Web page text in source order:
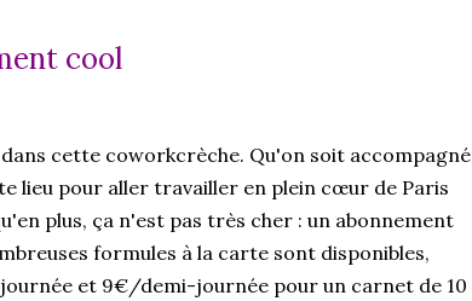
cool
cette coworkcrèche. Qu'on soit accompagné
lieu pour aller travailler en plein cœur de Paris
plus, ça n'est pas très cher : un abonnement
formules à la carte sont disponibles,
et 9€/demi-journée pour un carnet de 10